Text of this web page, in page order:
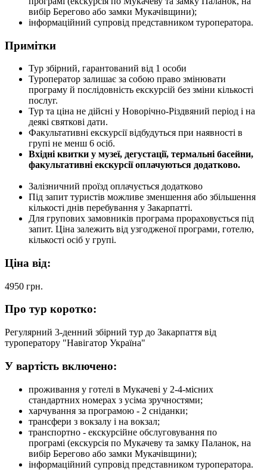
вибір Берегово або замки Мукачівщини);
інформаційний супровід представником туроператора.
Примітки
Тур збірний, гарантований від 1 особи
Туроператор залишає за собою право змінювати
програму й послідовність екскурсій без зміни кількості
послуг.
Тур та ціна не дійсні у Новорічно-Різдвяний період і на
деякі святкові дати.
Факультативні екскурсії відбудуться при наявності в
групі не менш 6 осіб.
Вхідні квитки у музеї, дегустації, термальні басейни,
факультативні екскурсії оплачуються додатково.
Залізничний проїзд оплачується додатково
Під запит туристів можливе зменшення або збільшення
кількості днів перебування у Закарпатті.
Для групових замовників програма прораховується під
запит. Ціна залежить від узгодженої програми, готелю,
кількості осіб у групі.
Ціна від:
4950 грн.
Про тур коротко:
Регулярний 3-денний збірний тур до Закарпаття від
туроператору "Навігатор Україна"
У вартість включено:
проживання у готелі в Мукачеві у 2-4-місних
стандартних номерах з усіма зручностями;
харчування за програмою - 2 сніданки;
трансфери з вокзалу і на вокзал;
транспортно - екскурсійне обслуговування по
програмі (екскурсія по Мукачеву та замку Паланок, на
вибір Берегово або замки Мукачівщини);
інформаційний супровід представником туроператора.